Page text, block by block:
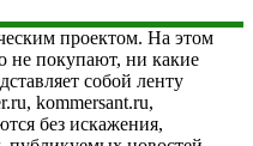
проектом. На этом
не покупают, ни какие
собой ленту
kommersant.ru,
без искажения,